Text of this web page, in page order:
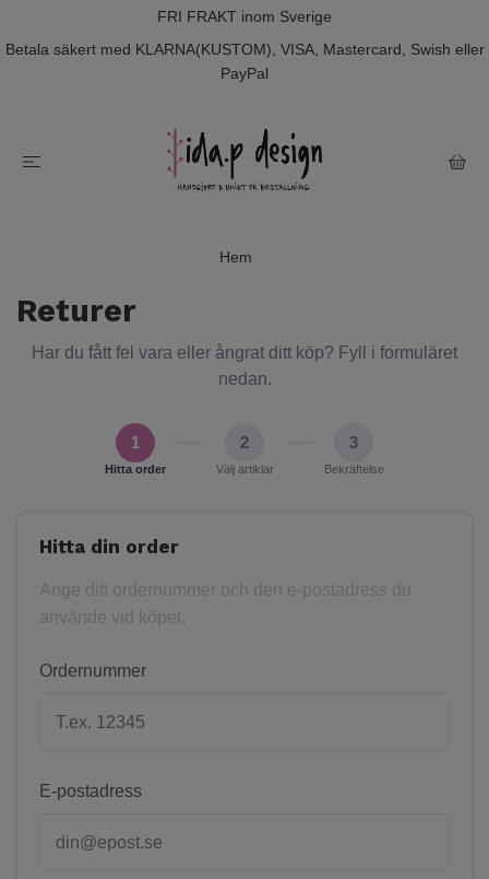
FRI FRAKT inom Sverige
Betala säkert med KLARNA(KUSTOM), VISA, Mastercard, Swish eller
PayPal
Hem
Returer
Har du fått fel vara eller ångrat ditt köp? Fyll i formuläret
nedan.
1
Hitta order
2
Välj artiklar
3
Bekräftelse
Hitta din order
Ange ditt ordernummer och den e-postadress du
använde vid köpet.
Ordernummer
E-postadress